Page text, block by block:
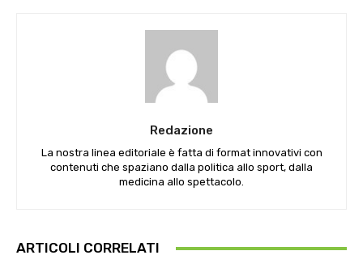
Redazione
La nostra linea editoriale è fatta di format innovativi con
contenuti che spaziano dalla politica allo sport, dalla
medicina allo spettacolo.
ARTICOLI CORRELATI